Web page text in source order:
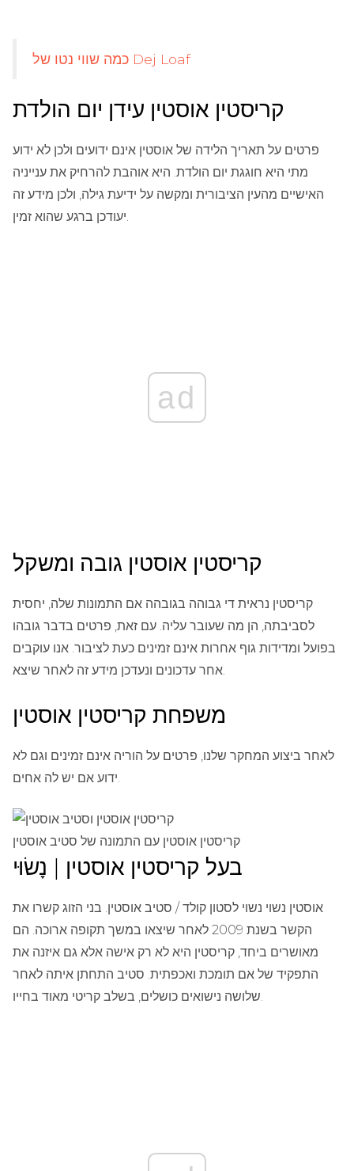
כמה שווי נטו של Dej Loaf
קריסטין אוסטין עידן יום הולדת
פרטים על תאריך הלידה של אוסטין אינם ידועים ולכן לא ידוע
מתי היא חוגגת יום הולדת. היא אוהבת להרחיק את ענייניה
האישיים מהעין הציבורית ומקשה על ידיעת גילה, ולכן מידע זה
ad
קריסטין אוסטין גובה ומשקל
קריסטין נראית די גבוהה בגובהה אם התמונות שלה, יחסית
לסביבתה, הן מה שעובר עליה. עם זאת, פרטים בדבר גובהו
בפועל ומדידות גוף אחרות אינם זמינים כעת לציבור. אנו עוקבים
משפחת קריסטין אוסטין
לאחר ביצוע המחקר שלנו, פרטים על הוריה אינם זמינים וגם לא
קריסטין אוסטין עם התמונה של סטיב אוסטין
בעל קריסטין אוסטין | נָשׂוּי
אוסטין נשוי נשוי לסטון קולד / סטיב אוסטין. בני הזוג קשרו את
הקשר בשנת 2009 לאחר שיצאו במשך תקופה ארוכה. הם
מאושרים ביחד, קריסטין היא לא רק אישה אלא גם איזנה את
התפקיד של אם תומכת ואכפתית. סטיב התחתן איתה לאחר
שלושה נישואים כושלים, בשלב קריטי מאוד בחייו.